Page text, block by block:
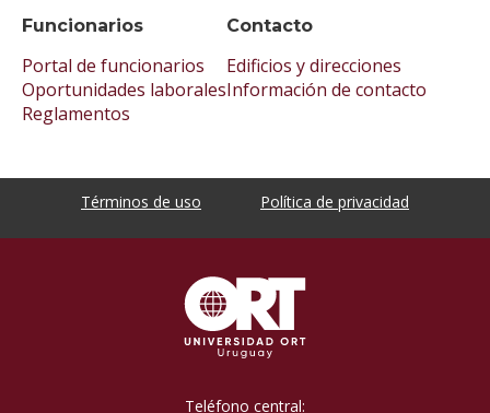
Funcionarios
Portal de funcionarios
Oportunidades laborales
Reglamentos
Contacto
Edificios y direcciones
Información de contacto
Términos de uso Política de privacidad
Teléfono central: